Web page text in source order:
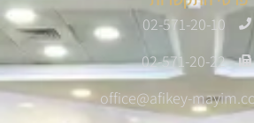
02-571-20-10
02-571-20-22
office@afikey-